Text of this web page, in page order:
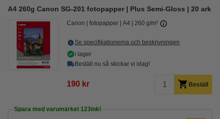
A4 260g Canon SG-201 fotopapper | Plus Semi-Gloss | 20 ark
Canon fotopapper A4 260 g/m²
Se specifikationerna och beskrivningen
i lager
Beställ nu så skickar vi idag!
190 kr Beställ
Spara med varumärket 123ink!